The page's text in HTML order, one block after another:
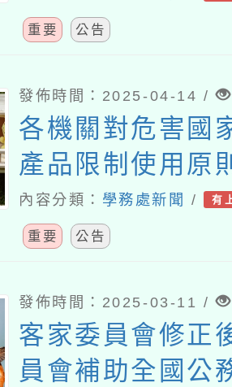
重要 公告
發佈時間：2025-04-14 /
各機關對危害國
產品限制使用原
內容分類： 學務處新聞 / 有
重要 公告
發佈時間：2025-03-11 /
客家委員會修正
員會補助全國公